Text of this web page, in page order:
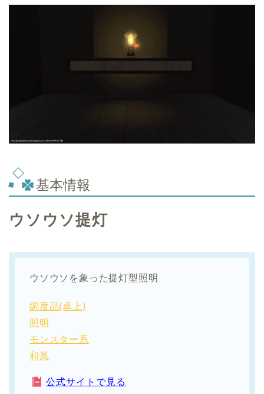
基本情報
ウソウソ提灯
ウソウソを象った提灯型照明
調度品(卓上)
照明
モンスター系
和風
公式サイトで見る